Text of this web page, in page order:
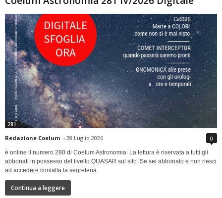
281
Redazione Coelum - 28 Luglio 2026 0
è online il numero 280 di Coelum Astronomia. La lettura è riservata a tutti gli
abbonati in possesso del livello QUASAR sul sito. Se sei abbonato e non riesci
ad accedere contatta la segreteria.
Continua a leggere